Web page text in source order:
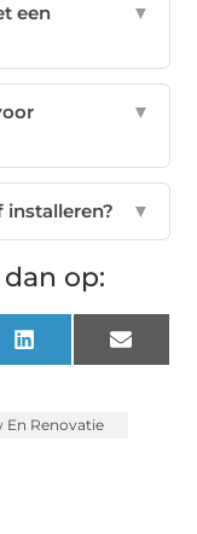
een
▼
▼
▼
op:
LinkedIn Email
Renovatie